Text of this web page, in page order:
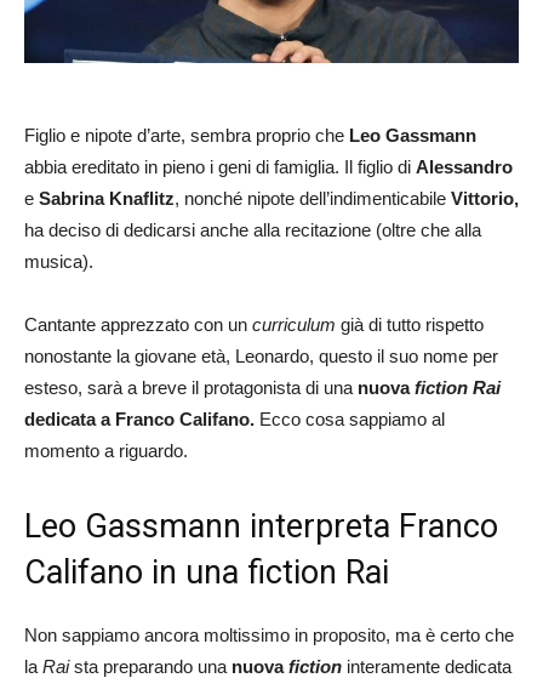
Figlio e nipote d’arte, sembra proprio che Leo Gassmann
abbia ereditato in pieno i geni di famiglia. Il figlio di Alessandro
e Sabrina Knaflitz, nonché nipote dell’indimenticabile Vittorio,
ha deciso di dedicarsi anche alla recitazione (oltre che alla
musica).
Cantante apprezzato con un curriculum già di tutto rispetto
nonostante la giovane età, Leonardo, questo il suo nome per
esteso, sarà a breve il protagonista di una nuovafiction Rai
dedicata a Franco Califano. Ecco cosa sappiamo al
momento a riguardo.
Leo Gassmann interpreta Franco
Califano in una fiction Rai
Non sappiamo ancora moltissimo in proposito, ma è certo che
la Raista preparando una nuovafiction interamente dedicata